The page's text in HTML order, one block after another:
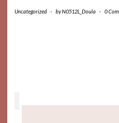
Uncategorized - byN0512L_Doula - 0